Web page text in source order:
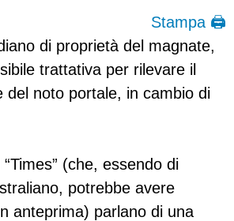
Stampa 🖨
di proprietà del magnate,
trattativa per rilevare il
del noto portale, in cambio di
(che, essendo di
potrebbe avere
anteprima) parlano di una